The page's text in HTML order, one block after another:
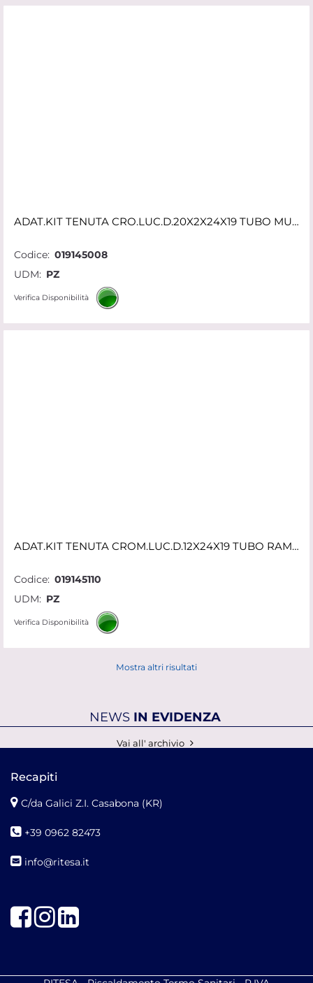
ADAT.KIT TENUTA CRO.LUC.D.20X2X24X19 TUBO MULTISTRATO 620 20LC SF
Codice: 019145008
UDM: PZ
Verifica Disponibilità
ADAT.KIT TENUTA CROM.LUC.D.12X24X19 TUBO RAME 60012LC SATANGELO
Codice: 019145110
UDM: PZ
Verifica Disponibilità
Mostra altri risultati
NEWS IN EVIDENZA
Vai all' archivio
Recapiti
C/da Galici Z.I. Casabona (KR)
+39 0962 82473
info@ritesa.it
FacebookInstagram
LinkedIn